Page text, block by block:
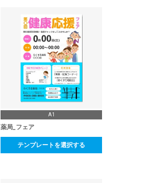
A1
薬局_フェア
テンプレートを選択する